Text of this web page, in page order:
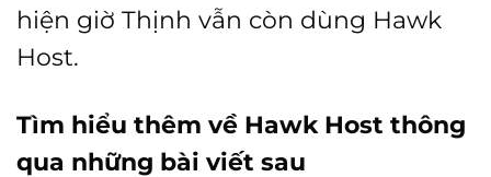
hiện giờ Thịnh vẫn còn dùng Hawk
Host.
Tìm hiểu thêm về Hawk Host thông
qua những bài viết sau